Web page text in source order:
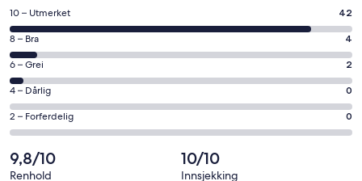
et
nytt
vindu
Rangering
på
10
−
Utmerket.
42
av
totalt
48
anmeldelser.
10 – Utmerket 42
Rangering
på
8
−
Bra.
4
totalt
48
8 – Bra 4
Rangering
på
6
−
Grei.
2
av
6 – Grei 2
Rangering
på
4
Dårlig.
0
4 – Dårlig 0
Rangering
på
2
−
2 – Forferdelig 0
9,8/10
Renhold
10/10
Innsjekking